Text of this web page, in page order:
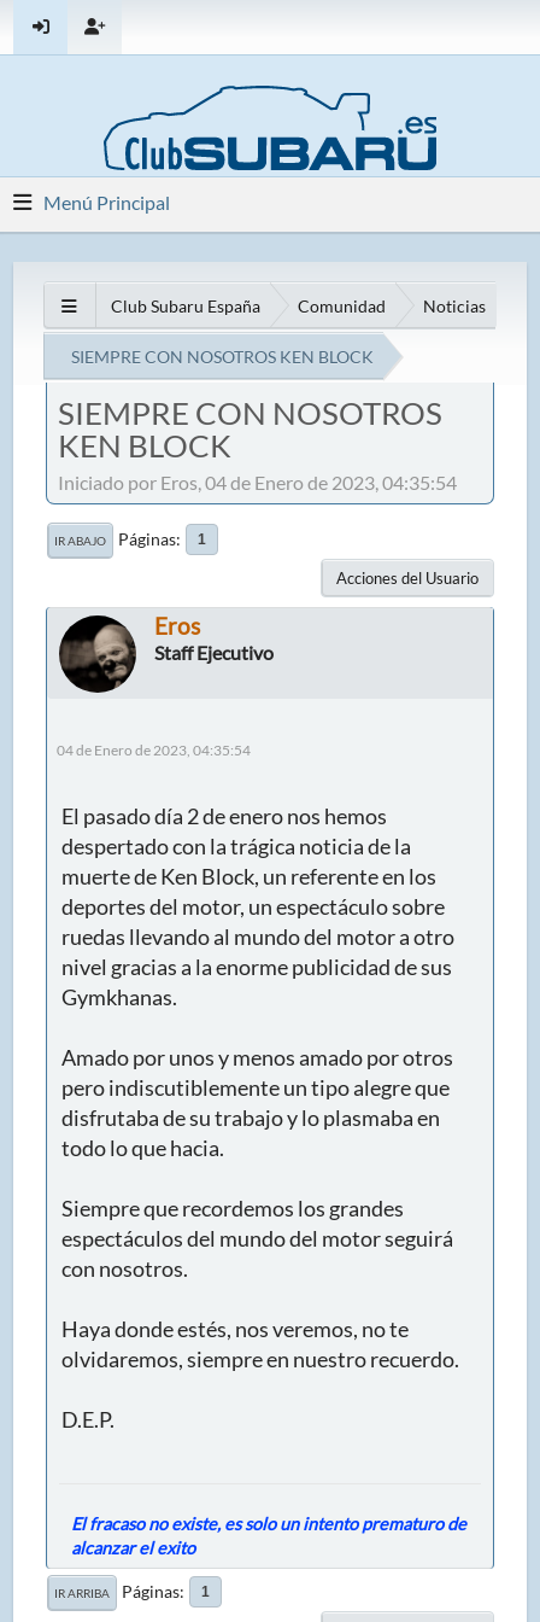
Menú Principal
Club Subaru España Comunidad Noticias
SIEMPRE CON NOSOTROS KEN BLOCK
SIEMPRE CON NOSOTROS
KEN BLOCK
Iniciado por Eros, 04 de Enero de 2023, 04:35:54
IR ABAJO Páginas 1
Acciones del Usuario
Eros
Staff Ejecutivo
04 de Enero de 2023, 04:35:54
El pasado día 2 de enero nos hemos
despertado con la trágica noticia de la
muerte de Ken Block, un referente en los
deportes del motor, un espectáculo sobre
ruedas llevando al mundo del motor a otro
nivel gracias a la enorme publicidad de sus
Gymkhanas.
Amado por unos y menos amado por otros
pero indiscutiblemente un tipo alegre que
disfrutaba de su trabajo y lo plasmaba en
todo lo que hacia.
Siempre que recordemos los grandes
espectáculos del mundo del motor seguirá
con nosotros.
Haya donde estés, nos veremos, no te
olvidaremos, siempre en nuestro recuerdo.
D.E.P.
El fracaso no existe, es solo un intento prematuro de
alcanzar el exito
IR ARRIBA Páginas 1